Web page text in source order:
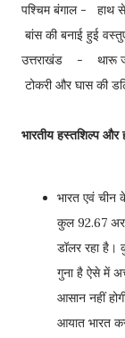
पश्चिम बंगाल -
बांस की बनाई हुई
उत्तराखंड -
टोकरी और घास की
भारतीय हस्तशिल्प
भारत एवं चीन
कुल 92.67
डॉलर रहा है।
गुना है ऐसे में
आसान नहीं
आयात भारत